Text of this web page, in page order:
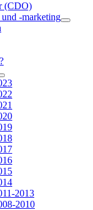
(CDO)
-marketing
2013
2010